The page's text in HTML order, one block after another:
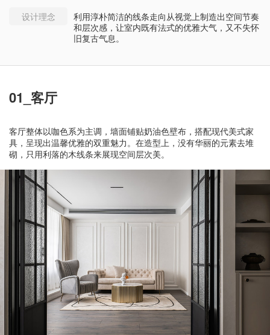
设计理念
利用淳朴简洁的线条走向从视觉上制造出空间节奏
和层次感，让室内既有法式的优雅大气，又不失怀
旧复古气息。
01_客厅
客厅整体以咖色系为主调，墙面铺贴奶油色壁布，搭配现代美式家
具，呈现出温馨优雅的双重魅力。在造型上，没有华丽的元素去堆
砌，只用利落的木线条来展现空间层次美。